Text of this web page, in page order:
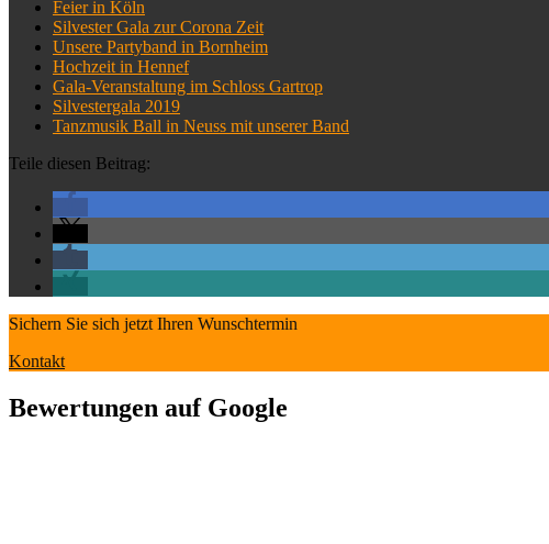
Feier in Köln
Silvester Gala zur Corona Zeit
Unsere Partyband in Bornheim
Hochzeit in Hennef
Gala-Veranstaltung im Schloss Gartrop
Silvestergala 2019
Tanzmusik Ball in Neuss mit unserer Band
Teile diesen Beitrag:
Sichern Sie sich jetzt Ihren Wunschtermin
Kontakt
Bewertungen auf Google